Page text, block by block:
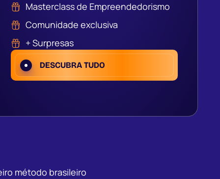
Masterclass de Empreendedorismo
Comunidade exclusiva
+ Surpresas
DESCUBRA TUDO
método brasileiro